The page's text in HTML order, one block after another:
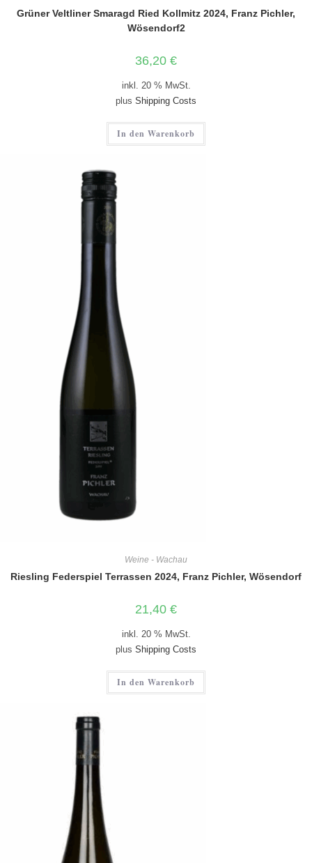
Grüner Veltliner Smaragd Ried Kollmitz 2024, Franz Pichler,
Wösendorf2
36,20 €
inkl. 20 % MwSt.
plus Shipping Costs
In den Warenkorb
Weine - Wachau
Riesling Federspiel Terrassen 2024, Franz Pichler, Wösendorf
21,40 €
inkl. 20 % MwSt.
plus Shipping Costs
In den Warenkorb